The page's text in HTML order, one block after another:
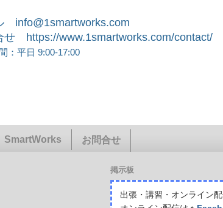
info@1smartworks.com
せ https://www.1smartworks.com/contact/
：平日 9:00-17:00
SmartWorks お問合せ
掲示板
出張・講習・オンライン